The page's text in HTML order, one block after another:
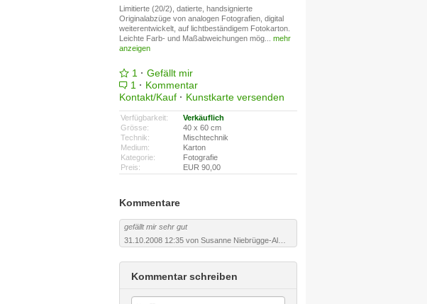
Limitierte (20/2), datierte, handsignierte
Originalabzüge von analogen Fotografien, digital
weiterentwickelt, auf lichtbeständigem Fotokarton.
Leichte Farb- und Maßabweichungen mög...
mehr
anzeigen
1 · Gefällt mir
1 · Kommentar
Kontakt/Kauf · Kunstkarte versenden
Verfügbarkeit:
Verkäuflich
Grösse:
40 x 60 cm
Technik:
Mischtechnik
Medium:
Karton
Kategorie:
Fotografie
Preis:
EUR 90,00
Kommentare
gefällt mir sehr gut
31.10.2008 12:35 von Susanne Niebrügge-Alm ·
Kommentar schreiben